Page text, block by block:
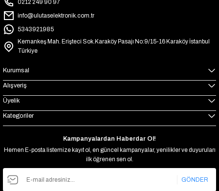
0212 249 90 97
info@ulutaselektronik.com.tr
5343921985
Kemankeş Mah. Erişteci Sok.Karaköy Pasajı No:9/15-16 Karaköy İstanbul
Türkiye
Kurumsal
Alışveriş
Üyelik
Kategoriler
Kampanyalardan Haberdar Ol!
Hemen E-posta listemize kayıt ol, en güncel kampanyalar, yenilikler ve duyuruları
ilk öğrenen sen ol.
GÖNDER